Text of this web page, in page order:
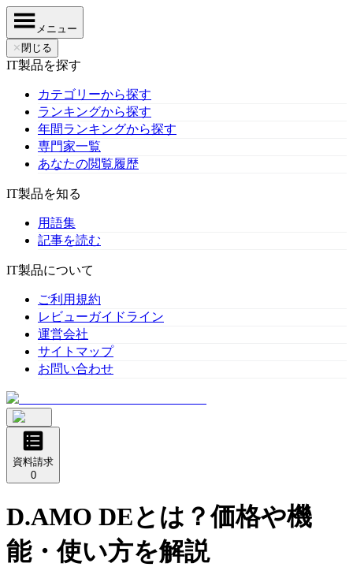
メニュー
✕ 閉じる
IT製品を探す
カテゴリーから探す
ランキングから探す
年間ランキングから探す
専門家一覧
あなたの閲覧履歴
IT製品を知る
用語集
記事を読む
IT製品について
ご利用規約
レビューガイドライン
運営会社
サイトマップ
お問い合わせ
資料請求
0
D.AMO DEとは？価格や機
能・使い方を解説